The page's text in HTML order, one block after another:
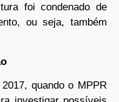
foi condenado de
ou seja, também
quando o MPPR